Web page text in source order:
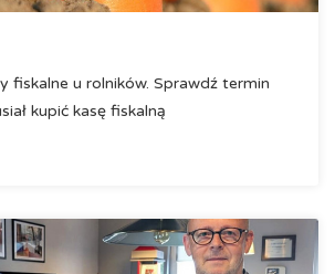
fiskalne u rolników. Sprawdź termin
kupić kasę fiskalną